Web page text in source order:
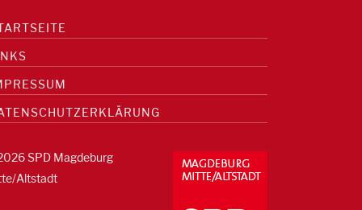
SPD Magdeburg
Altstadt